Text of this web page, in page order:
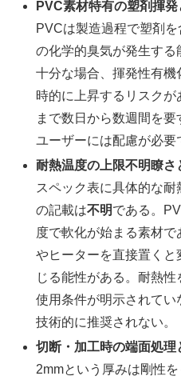
PVC素材特有の塑剤揮
PVCは製造過程で塑剤
の化学的臭気が発生す
十分な場合、揮発性有
時的に上昇するリスク
まで数日から数週間を
ユーザーには配慮が必要
耐熱温度の上限不明瞭さ
スペック表に具体的な
の記載は不明である。
度で軟化が始まる素材
やヒーターを直接置く
じる能性がある。耐熱
使用条件が明示されて
技術的に推奨されない。
切断・加工時の端面処理
2mmという厚みは剛性